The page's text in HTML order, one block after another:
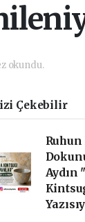
okundu.
Çekebilir
Ruhun
Aydın